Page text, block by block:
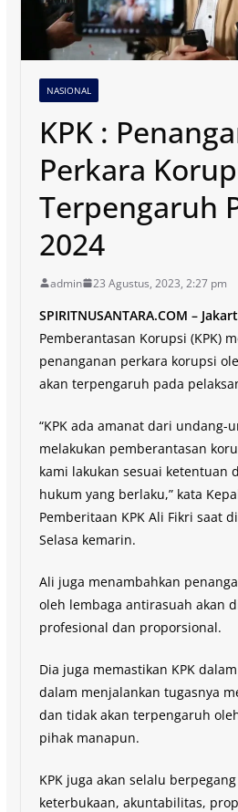
NASIONAL
KPK :
Perkara
Terpengaruh
2024
admin 23 Agustus, 2023, 2:27 pm
SPIRITNUSANTARA.COM –
Pemberantasan Korupsi (KPK)
penanganan perkara korupsi
akan terpengaruh pada
“KPK ada amanat dari undang-
melakukan pemberantasan
kami lakukan sesuai ketentuan
hukum yang berlaku,” kata
Pemberitaan KPK Ali Fikri saat
Selasa kemarin.
Ali juga menambahkan
oleh lembaga antirasuah akan
profesional dan proporsional.
Dia juga memastikan KPK
dalam menjalankan tugasnya
dan tidak akan terpengaruh
pihak manapun.
KPK juga akan selalu
keterbukaan, akuntabilitas,